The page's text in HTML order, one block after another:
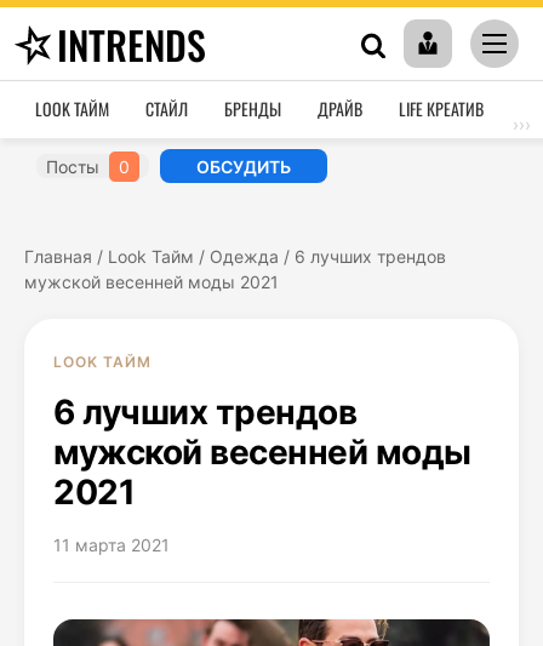
INTRENDS
LOOK ТАЙМ СТАЙЛ БРЕНДЫ ДРАЙВ LIFE КРЕАТИВ
›››
Посты 0 ОБСУДИТЬ
Главная / Look Тайм / Одежда / 6 лучших трендов
мужской весенней моды 2021
LOOK ТАЙМ
6 лучших трендов
мужской весенней моды
2021
11 марта 2021